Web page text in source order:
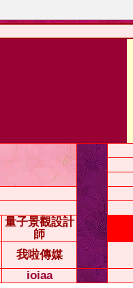
量子景觀設計
師
我啦傳媒
ioiaa